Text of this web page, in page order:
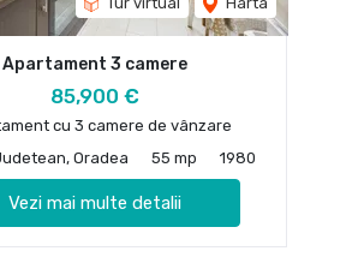
Apartament 3 camere
85,900 €
cu 3 camere de vânzare
Oradea
55 mp 1980
Vezi mai multe detalii